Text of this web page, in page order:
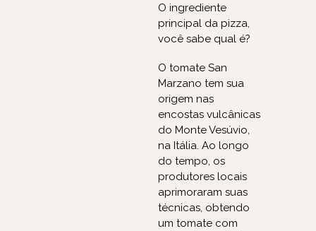
O ingrediente
principal da pizza,
você sabe qual é?
O tomate San
Marzano tem sua
origem nas
encostas vulcânicas
do Monte Vesúvio,
na Itália. Ao longo
do tempo, os
produtores locais
aprimoraram suas
técnicas, obtendo
um tomate com